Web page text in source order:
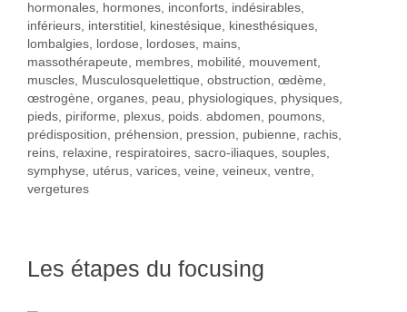
hormonales, hormones, inconforts, indésirables,
inférieurs, interstitiel , kinestésique, kinesthésiques,
lombalgies, lordose, lordoses, mains,
massothérapeute, membres, mobilité, mouvement,
muscles, Musculosquelettique, obstruction, œdème,
œstrogène, organes, peau, physiologiques, physiques,
pieds, piriforme, plexus, poids. abdomen, poumons,
prédisposition, préhension, pression, pubienne, rachis,
reins, relaxine, respiratoires, sacro-iliaques, souples,
symphyse, utérus, varices, veine, veineux, ventre,
vergetures
Les étapes du focusing